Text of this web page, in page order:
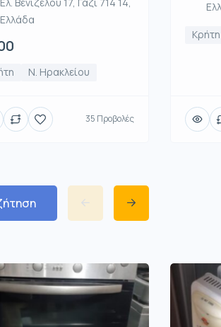
Ελλάδα
Ν. Ηρακλείου
35 Προβολές
Κρήτη